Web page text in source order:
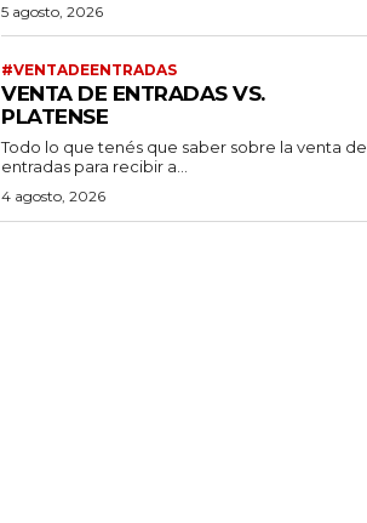
5 agosto, 2026
#VENTADEENTRADAS
VENTA DE ENTRADAS VS.
PLATENSE
Todo lo que tenés que saber sobre la venta de
entradas para recibir a...
4 agosto, 2026